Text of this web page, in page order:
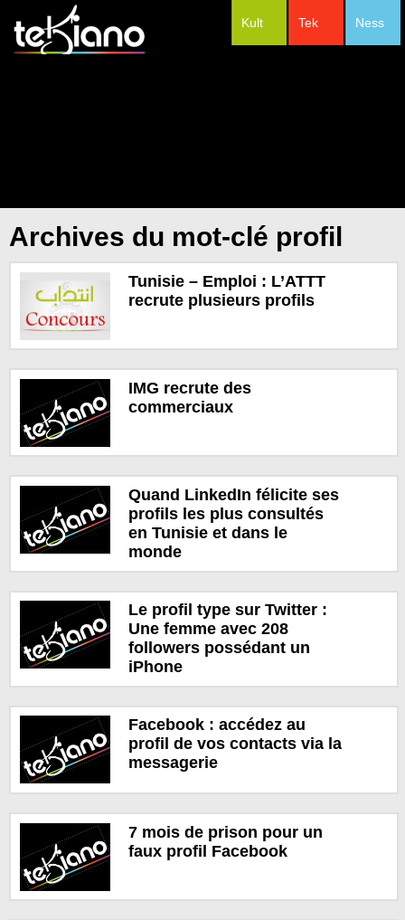
Ness
Tek
Kult
Archives du mot-clé profil
Tunisie – Emploi : L’ATTT
recrute plusieurs profils
IMG recrute des
commerciaux
Quand LinkedIn félicite ses
profils les plus consultés
en Tunisie et dans le
monde
Le profil type sur Twitter :
Une femme avec 208
followers possédant un
iPhone
Facebook : accédez au
profil de vos contacts via la
messagerie
7 mois de prison pour un
faux profil Facebook